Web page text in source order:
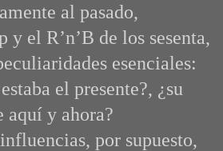
al pasado,
y el R’n’B de los sesenta,
esenciales:
el presente?, ¿su
aquí y ahora?
por supuesto,